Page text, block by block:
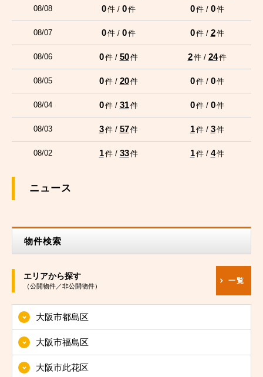
08/08 0件 / 0件 0件 / 0件
08/07 0件 / 0件 0件 / 2件
08/06 0件 / 50件 2件 / 24件
08/05 0件 / 20件 0件 / 0件
08/04 0件 / 31件 0件 / 0件
08/03 3件 / 57件 1件 / 3件
08/02 1件 / 33件 1件 / 4件
ニュース
物件検索
エリアから探す
（公開物件／非公開物件）
一覧
大阪市都島区
大阪市福島区
大阪市此花区